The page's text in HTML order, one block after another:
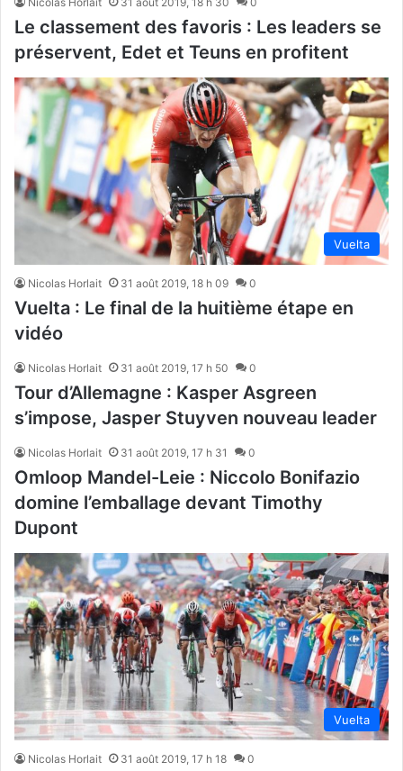
Le classement des favoris : Les leaders se
préservent, Edet et Teuns en profitent
Vuelta
Nicolas Horlait 31 août 2019, 18 h 09 0
Vuelta : Le final de la huitième étape en
vidéo
Nicolas Horlait 31 août 2019, 17 h 50 0
Tour d’Allemagne : Kasper Asgreen
s’impose, Jasper Stuyven nouveau leader
Nicolas Horlait 31 août 2019, 17 h 31 0
Omloop Mandel-Leie : Niccolo Bonifazio
domine l’emballage devant Timothy
Dupont
Vuelta
Nicolas Horlait 31 août 2019, 17 h 18 0